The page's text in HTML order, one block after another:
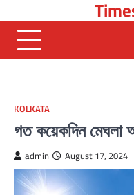
to
content
KOLKATA
গত কয়েকদিন মেঘলা
admin August 17, 2024